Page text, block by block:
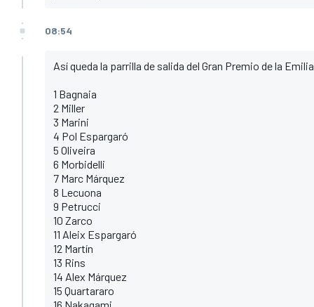
08:54
Así queda la parrilla de salida del Gran Premio de la
1 Bagnaia
2 Miller
3 Marini
4 Pol Espargaró
5 Oliveira
6 Morbidelli
7 Marc Márquez
8 Lecuona
9 Petrucci
10 Zarco
11 Aleix Espargaró
12 Martín
13 Rins
14 Alex Márquez
15 Quartararo